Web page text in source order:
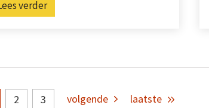
verder
2 3 volgende laatste